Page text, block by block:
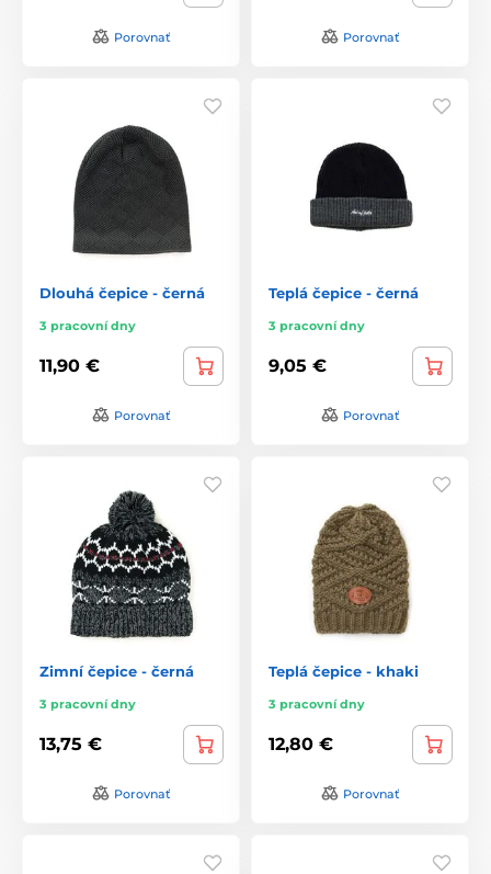
Porovnať Porovnať
Dlouhá čepice - černá
3 pracovní dny
11,90 €
Porovnať
Teplá čepice - černá
3 pracovní dny
9,05 €
Porovnať
Zimní čepice - černá
3 pracovní dny
13,75 €
Porovnať
Teplá čepice - khaki
3 pracovní dny
12,80 €
Porovnať